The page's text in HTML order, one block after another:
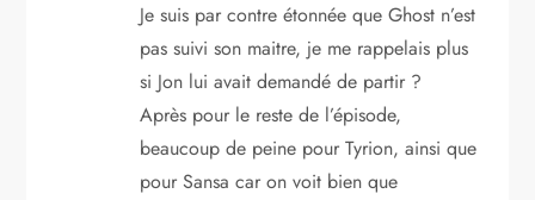
Je suis par contre étonnée que Ghost n’est
pas suivi son maitre, je me rappelais plus
si Jon lui avait demandé de partir ?
Après pour le reste de l’épisode,
beaucoup de peine pour Tyrion, ainsi que
pour Sansa car on voit bien que